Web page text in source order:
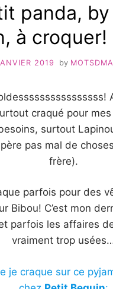
panda,
à croquer!
2019 by
craqué pour
surtout
pas mal de
frère).
parfois pour des
Bibou! C’est mon
parfois les affaires
vraiment trop
je craque sur ce